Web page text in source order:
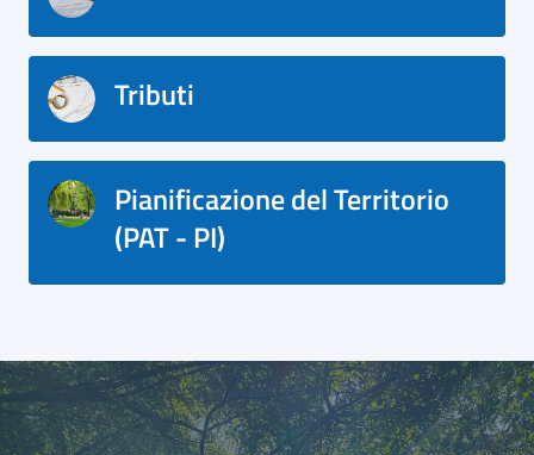
Tributi
Pianificazione del Territorio
(PAT - PI)